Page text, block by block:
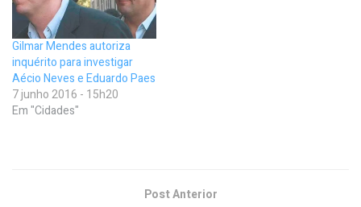
Gilmar Mendes autoriza
inquérito para investigar
Aécio Neves e Eduardo Paes
7 junho 2016 - 15h20
Em "Cidades"
Post Anterior